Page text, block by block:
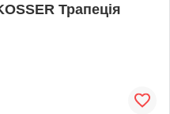
Трапеція